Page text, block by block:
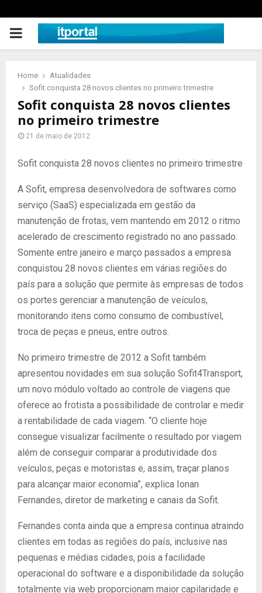
PRIMARY
Home
Atualidades
Sofit conquista 28 novos clientes no primeiro trimestre
Sofit conquista 28 novos clientes
no primeiro trimestre
21 de maio de 2012
Sofit conquista 28 novos clientes no primeiro trimestre
A Sofit, empresa desenvolvedora de softwares como
serviço (SaaS) especializada em gestão da
manutenção de frotas, vem mantendo em 2012 o ritmo
acelerado de crescimento registrado no ano passado.
Somente entre janeiro e março passados a empresa
conquistou 28 novos clientes em várias regiões do
país para a solução que permite às empresas de todos
os portes gerenciar a manutenção de veículos,
monitorando itens como consumo de combustível,
troca de peças e pneus, entre outros.
No primeiro trimestre de 2012 a Sofit também
apresentou novidades em sua solução Sofit4Transport,
um novo módulo voltado ao controle de viagens que
oferece ao frotista a possibilidade de controlar e medir
a rentabilidade de cada viagem. “O cliente hoje
consegue visualizar facilmente o resultado por viagem
além de conseguir comparar a produtividade dos
veículos, peças e motoristas e, assim, traçar planos
para alcançar maior economia”, explica Ionan
Fernandes, diretor de marketing e canais da Sofit.
Fernandes conta ainda que a empresa continua atraindo
clientes em todas as regiões do país, inclusive nas
pequenas e médias cidades, pois a facilidade
operacional do software e a disponibilidade da solução
totalmente via web proporcionam maior capilaridade e